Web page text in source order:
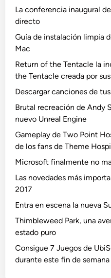
La conferencia inaugural
directo
Guía de instalación limpia
Mac
Return of the Tentacle la
the Tentacle creada por
Descargar canciones de
Brutal recreación de Andy
nuevo Unreal Engine
Gameplay de Two Point
de los fans de Theme
Microsoft finalmente no
Las novedades más
2017
Entra en escena la nueva
Thimbleweed Park, una
estado puro
Consigue 7 Juegos de
durante este fin de semana